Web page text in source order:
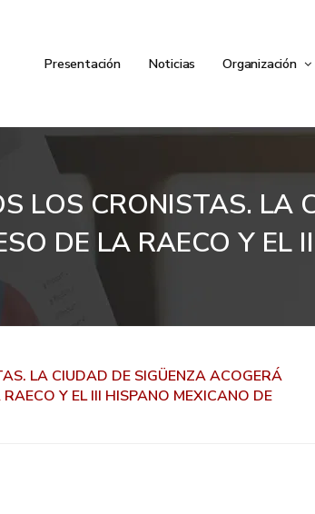
Presentación Noticias Organización
LOS CRONISTAS. LA
DE LA RAECO Y
LA CIUDAD DE SIGÜENZA ACOGERÁ
Y EL III HISPANO MEXICANO DE